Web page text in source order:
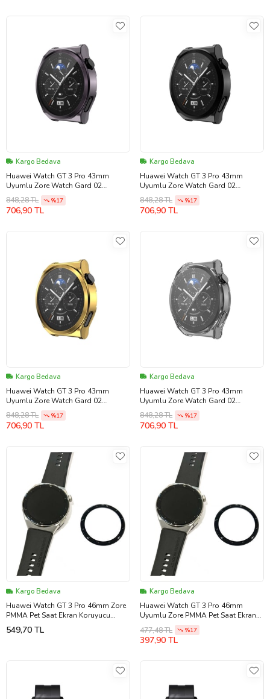
Kargo Bedava
Huawei Watch GT 3 Pro 43mm
Uyumlu Zore Watch Gard 02
Koruyucu Silikon (Gri)
848,28 TL %17
706,90 TL
Kargo Bedava
Huawei Watch GT 3 Pro 43mm
Uyumlu Zore Watch Gard 02
Koruyucu Silikon (Siyah)
848,28 TL %17
706,90 TL
Kargo Bedava
Huawei Watch GT 3 Pro 43mm
Uyumlu Zore Watch Gard 02
Koruyucu Silikon (Gold)
848,28 TL %17
706,90 TL
Kargo Bedava
Huawei Watch GT 3 Pro 43mm
Uyumlu Zore Watch Gard 02
Koruyucu Silikon (Renksiz)
848,28 TL %17
706,90 TL
Kargo Bedava
Huawei Watch GT 3 Pro 46mm Zore
PMMA Pet Saat Ekran Koruyucu
(Siyah)
549,70 TL
Kargo Bedava
Huawei Watch GT 3 Pro 46mm
Uyumlu Zore PMMA Pet Saat Ekran
Koruyucu (Siyah)
477,48 TL %17
397,90 TL